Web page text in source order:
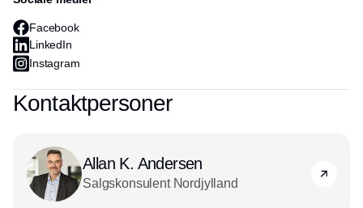
Facebook
LinkedIn
Instagram
Kontaktpersoner
Allan K. Andersen
Salgskonsulent Nordjylland